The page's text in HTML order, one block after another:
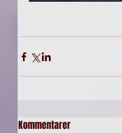
Kommentarer